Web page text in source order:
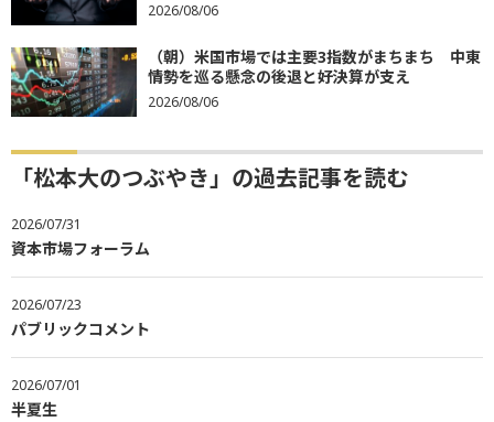
2026/08/06
（朝）米国市場では主要3指数がまちまち 中東
情勢を巡る懸念の後退と好決算が支え
2026/08/06
「松本大のつぶやき」の過去記事を読む
2026/07/31
資本市場フォーラム
2026/07/23
パブリックコメント
2026/07/01
半夏生